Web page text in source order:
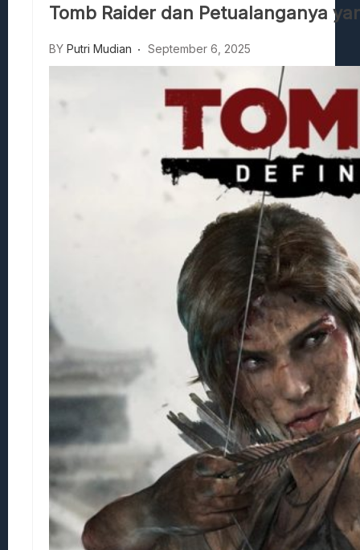
Beasts Of Bermuda: Panduan Bermain
Stranded Alien Dawn: Cara
Desolate: Tips Bertahan Dan Strategi
Tomb Raider dan Petualanganya
BY Putri Mudian September 6, 2025